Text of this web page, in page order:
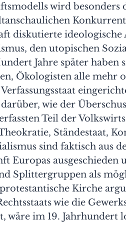
wird besonders
diskutierte
den utopischen
Jahre später haben
Ökologisten alle mehr
wie der
Teil der
Ständestaat,
sind faktisch aus
Europas ausgeschieden
Splittergruppen als
Kirche
wie die
wäre im 19. Jahrhundert